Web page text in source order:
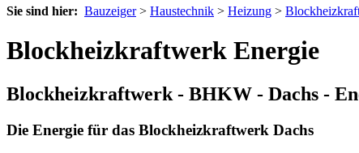
Sie sind hier: Bauzeiger> Haustechnik > Heizung >
Blockheizkraftwerk Energie
Blockheizkraftwerk - BHKW - Dachs -
Die Energie für das Blockheizkraftwerk Dachs